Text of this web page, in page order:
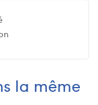
la même